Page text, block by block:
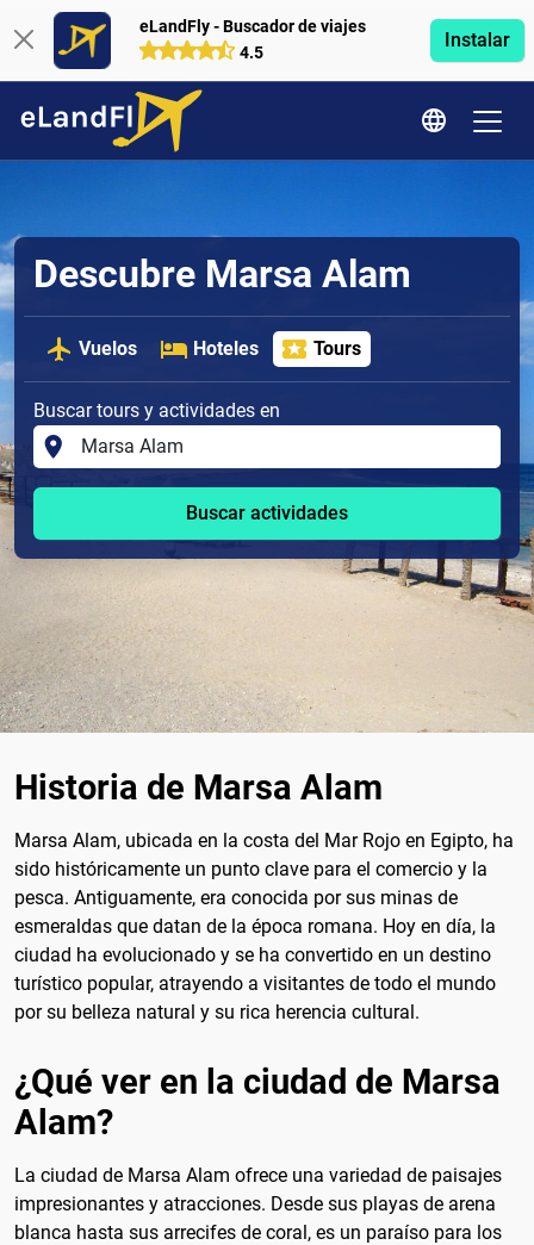
eLandFly - Buscador de viajes
4.5
Instalar
Descubre Marsa Alam
Vuelos Hoteles Tours
Buscar tours y actividades en
Buscar actividades
Historia de Marsa Alam
Marsa Alam, ubicada en la costa del Mar Rojo en Egipto, ha
sido históricamente un punto clave para el comercio y la
pesca. Antiguamente, era conocida por sus minas de
esmeraldas que datan de la época romana. Hoy en día, la
ciudad ha evolucionado y se ha convertido en un destino
turístico popular, atrayendo a visitantes de todo el mundo
por su belleza natural y su rica herencia cultural.
¿Qué ver en la ciudad de Marsa
Alam?
La ciudad de Marsa Alam ofrece una variedad de paisajes
impresionantes y atracciones. Desde sus playas de arena
blanca hasta sus arrecifes de coral, es un paraíso para los